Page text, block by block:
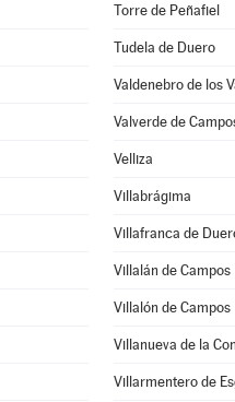
Torre de Peñafiel
Tudela de Duero
Valdenebro de los
Valverde de
Velliza
Villabrágima
Villafranca de
Villalán de Campos
Villalón de Campos
Villanueva de la
Villarmentero de